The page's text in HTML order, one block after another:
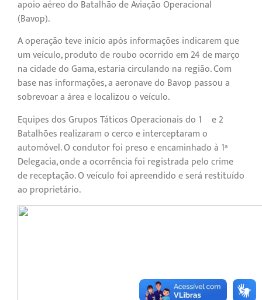
apoio aéreo do Batalhão de Aviação Operacional
(Bavop).
A operação teve início após informações indicarem que
um veículo, produto de roubo ocorrido em 24 de março
na cidade do Gama, estaria circulando na região. Com
base nas informações, a aeronave do Bavop passou a
sobrevoar a área e localizou o veículo.
Equipes dos Grupos Táticos Operacionais do 1º e 2º
Batalhões realizaram o cerco e interceptaram o
automóvel. O condutor foi preso e encaminhado à 1ª
Delegacia, onde a ocorrência foi registrada pelo crime
de receptação. O veículo foi apreendido e será restituído
ao proprietário.